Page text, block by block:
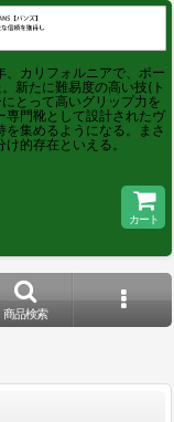
カリフォルニアで、ポー
新たに難易度の高い技(ト
とって高いグリップ力を
専門靴として設計されたヴ
を集めるようになる。まさ
的存在といえる。
カート
商品検索